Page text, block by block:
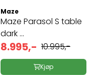
Maze
Maze Parasol S table
dark ...
8.995,- 10.995,-
Kjøp